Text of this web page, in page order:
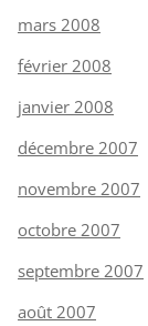
mars 2008
février 2008
janvier 2008
décembre 2007
novembre 2007
octobre 2007
septembre 2007
août 2007